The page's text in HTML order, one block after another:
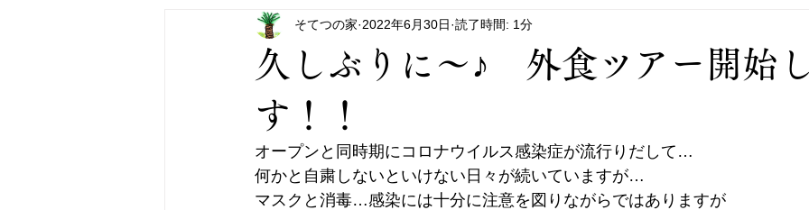
久しぶりに～♪ 外食ツアー開始
す！！
そてつの家 2022年6月30日 読了時間: 1分
オープンと同時期にコロナウイルス感染症が流行りだして…
何かと自粛しないといけない日々が続いていますが…
マスクと消毒…感染には十分に注意を図りながらではありますが